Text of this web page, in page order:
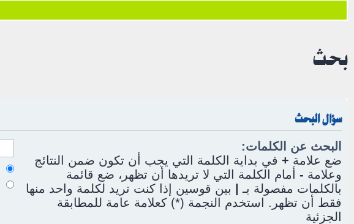
بحث
سؤال البحث
البحث عن الكلمات:
ضع علامة + في بداية الكلمة التي يجب أن تكون ضمن النتائج
وعلامة - أمام الكلمة التي لا تريدها أن تظهر، ضع قائمة
بالكلمات مفصولة بـ | بين قوسين إذا كنت تريد لكلمة واحد منها
فقط أن تظهر. استخدم النجمة (*) كعلامة عامة للمطابقة
الجزئية